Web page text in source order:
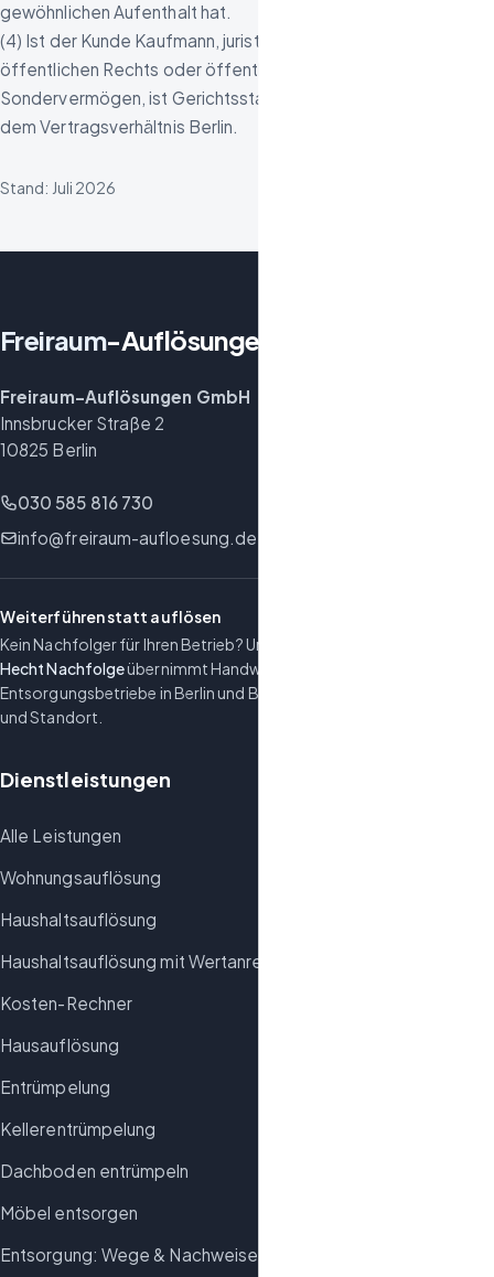
gewöhnlichen Aufenthalt hat.
(4) Ist der Kunde Kaufmann, juristische Person des
öffentlichen Rechts oder öffentlich-rechtliches
Sondervermögen, ist Gerichtsstand für alle Streitigkeiten aus
dem Vertragsverhältnis Berlin.
Stand: Juli 2026
Freiraum-Auflösungen
Freiraum-Auflösungen GmbH
Innsbrucker Straße 2
10825 Berlin
030 585 816 730
info@freiraum-aufloesung.de
Weiterführen statt auflösen
Kein Nachfolger für Ihren Betrieb? Unser Geschäftsbereich
Hecht Nachfolgeübernimmt Handwerks-, Produktions- und
Entsorgungsbetriebe in Berlin und Brandenburg – mit Belegschaft
und Standort.
Dienstleistungen
Alle Leistungen
Wohnungsauflösung
Haushaltsauflösung
Haushaltsauflösung mit Wertanrechnung
Kosten-Rechner
Hausauflösung
Entrümpelung
Kellerentrümpelung
Dachboden entrümpeln
Möbel entsorgen
Entsorgung: Wege & Nachweise